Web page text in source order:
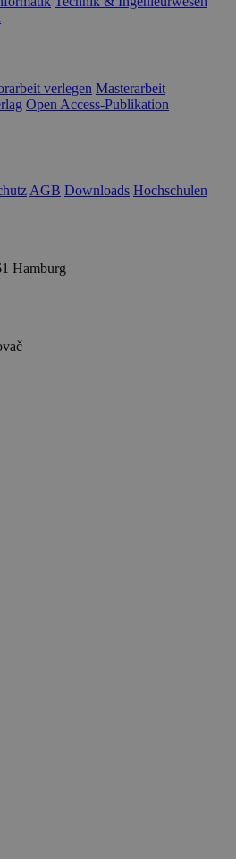
verlegen Masterarbeit
Open Access-Publikation
AGB Downloads Hochschulen
Hamburg